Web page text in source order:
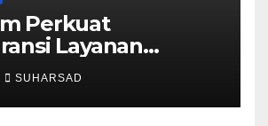
Perkuat
Layanan
Alokasi Tanah
Hadir Melalui
SUHARSAD